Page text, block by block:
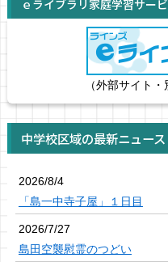
ｅライブラリ家庭学習サー
（外部サイト
中学校区域の最新ニュース
2026/8/4
「島一中寺子屋」１日目
2026/7/27
島田空襲慰霊のつどい